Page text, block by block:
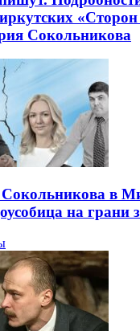
«Сторон
Сокольникова
в
на грани